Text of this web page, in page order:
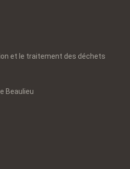
et le traitement des déchets
Beaulieu